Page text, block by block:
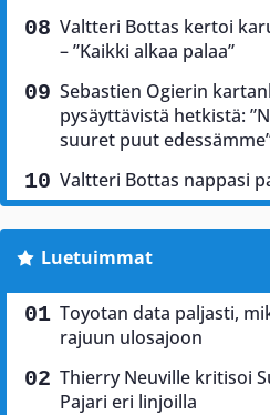
Valtteri Bottas kertoi
– ”Kaikki alkaa palaa”
Sebastien Ogierin
pysäyttävistä hetkistä:
suuret puut
Valtteri Bottas nappasi
Luetuimmat
Toyotan data paljasti,
rajuun ulosajoon
Thierry Neuville kritisoi
Pajari eri linjoilla